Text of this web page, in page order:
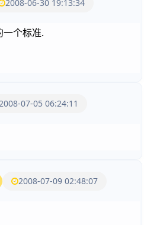
2008-06-30 19:13:34
一个标准.
2008-07-05 06:24:11
2008-07-09 02:48:07